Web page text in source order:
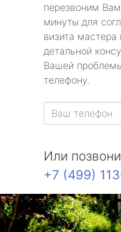
перезвоним
минуты для
визита
детальной
Вашей
телефону.
Или
+7 (499)